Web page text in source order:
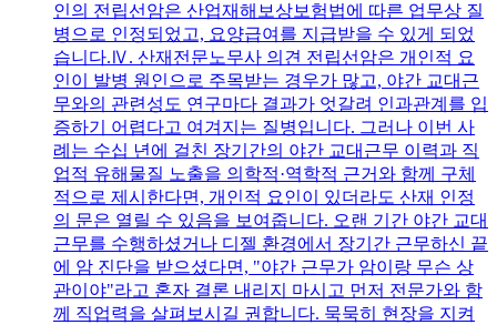
인의 전립선암은 산업재해보상보험법에 따른 업무상 질
병으로 인정되었고, 요양급여를 지급받을 수 있게 되었
습니다.Ⅳ. 산재전문노무사 의견 전립선암은 개인적 요
인이 발병 원인으로 주목받는 경우가 많고, 야간 교대근
무와의 관련성도 연구마다 결과가 엇갈려 인과관계를 입
증하기 어렵다고 여겨지는 질병입니다. 그러나 이번 사
례는 수십 년에 걸친 장기간의 야간 교대근무 이력과 직
업적 유해물질 노출을 의학적·역학적 근거와 함께 구체
적으로 제시한다면, 개인적 요인이 있더라도 산재 인정
의 문은 열릴 수 있음을 보여줍니다. 오랜 기간 야간 교대
근무를 수행하셨거나 디젤 환경에서 장기간 근무하신 끝
에 암 진단을 받으셨다면, "야간 근무가 암이랑 무슨 상
관이야"라고 혼자 결론 내리지 마시고 먼저 전문가와 함
께 직업력을 살펴보시길 권합니다. 묵묵히 현장을 지켜